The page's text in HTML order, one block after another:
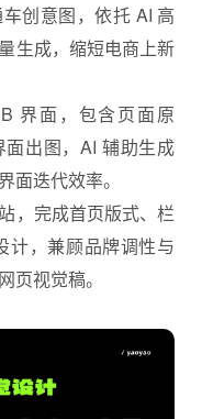
创意图，依托 AI 高
生成，缩短电商上新
界面，包含页面原
出图，AI 辅助生成
面迭代效率。
，完成首页版式、栏
计，兼顾品牌调性与
页视觉稿。